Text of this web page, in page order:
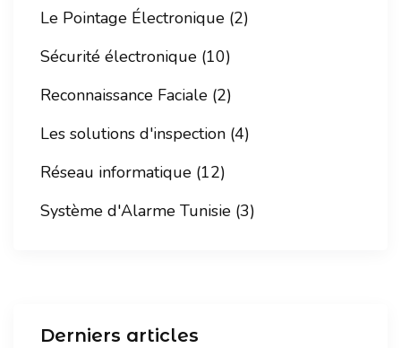
Le Pointage Électronique (2)
Sécurité électronique (10)
Reconnaissance Faciale (2)
Les solutions d'inspection (4)
Réseau informatique (12)
Système d'Alarme Tunisie (3)
Derniers articles